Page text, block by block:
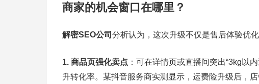
商家的机会窗口在哪里？
解密SEO公司 分析认为，这次升级不仅是售后体验优
1. 商品页强化卖点 ：可在详情页或直播间突出“3kg以
升转化率。某抖音服务商实测显示，运费险升级后，